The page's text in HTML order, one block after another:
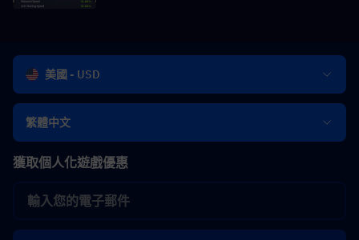
美國 - USD
繁體中文
獲取個人化遊戲優惠